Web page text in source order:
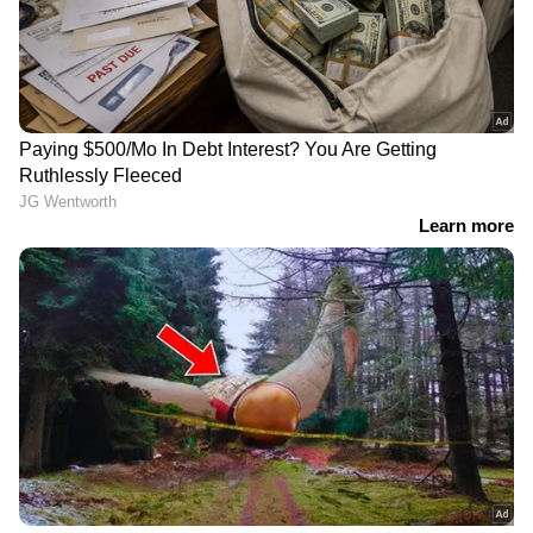
ഇതെന്തൊരു അത്ഭുതം,
സ്‍പൈഡര്‍മാൻ ഇന്ത്യൻ
കളക്ഷനില്‍ ആ മാന്ത്രിക
സംഖ്യ കടന്നു
വമ്പൻ കുതിപ്പ്, ലോകേഷ്
കനകരാജ് ചിത്രം നേടിയത്
രാഘവനായി ഷമ്മി
തിലകൻ; ഖലീഫ ക്യാരക്ടർ
പോസ്റ്റർ പുറത്ത്
വിസ്‍മയ മോഹൻലാലിന്റെ
തുടക്കം, ലിറിക്കല്‍
വീഡിയോ പുറത്ത്
LATEST VIDEOS